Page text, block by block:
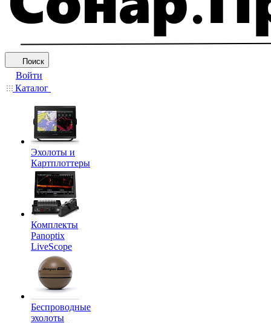
Поиск
Войти
Каталог
Эхолоты и
Картплоттеры
Комплекты
Panoptix
LiveScope
Беспроводные
эхолоты